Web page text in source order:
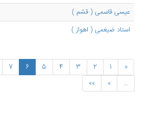
عیسی قاسمی ( قشم )
استاد ضیغمی ( اهواز )
«
1
2
3
4
5
6
7
…
»
»»